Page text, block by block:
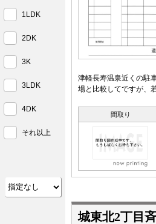
津軽長寿温泉近くの駐
場と比較してですが、
間取り
城東北2丁目
1LDK
2DK
3K
3LDK
4DK
それ以上